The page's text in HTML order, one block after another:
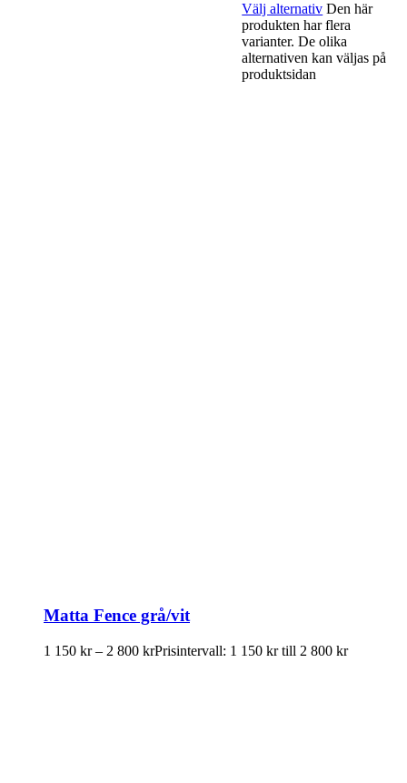
Välj alternativ Den här
produkten har flera
varianter. De olika
alternativen kan väljas på
produktsidan
Matta Fence grå/vit
1 150 kr – 2 800 krPrisintervall: 1 150 kr till 2 800 kr